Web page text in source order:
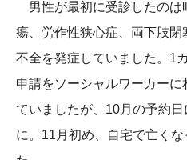
男性が最初に受診したのは
瘍、労作性狭心症、両下肢
不全を発症していました。1
申請をソーシャルワーカー
ていましたが、10月の予約
に。11月初め、自宅で亡く